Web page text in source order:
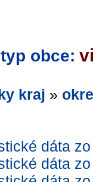
typ obce:
kraj »
dáta
dáta